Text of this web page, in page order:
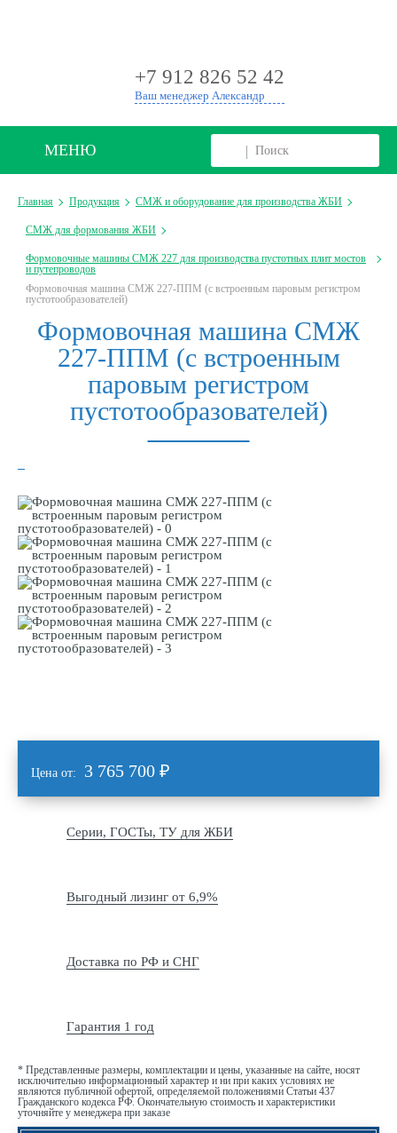
+7 912 826 52 42
Ваш менеджер Александр
МЕНЮ
Главная Продукция СМЖ и оборудование для производства ЖБИ
СМЖ для формования ЖБИ
Формовочные машины СМЖ 227 для производства пустотных плит мостов
и путепроводов
Формовочная машина СМЖ 227-ППМ (с встроенным паровым регистром
пустотообразователей)
Формовочная машина СМЖ
227-ППМ (с встроенным
паровым регистром
пустотообразователей)
Цена от: 3 765 700 ₽
Серии, ГОСТы, ТУ для ЖБИ
Выгодный лизинг от 6,9%
Доставка по РФ и СНГ
Гарантия 1 год
* Представленные размеры, комплектации и цены, указанные на сайте, носят
исключительно информационный характер и ни при каких условиях не
являются публичной офертой, определяемой положениями Статьи 437
Гражданского кодекса РФ. Окончательную стоимость и характеристики
уточняйте у менеджера при заказе